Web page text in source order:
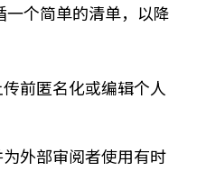
个简单的清单，以降
前匿名化或编辑个人
外部审阅者使用有时